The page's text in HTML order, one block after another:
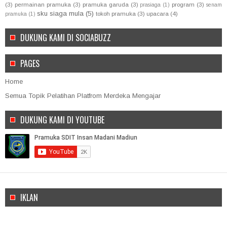
(3) permainan pramuka (3) pramuka garuda (3) prasiaga (1) program (3) senam
pramuka (1) sku siaga mula (5) tokoh pramuka (3) upacara (4)
DUKUNG KAMI DI SOCIABUZZ
PAGES
Home
Semua Topik Pelatihan Platfrom Merdeka Mengajar
DUKUNG KAMI DI YOUTUBE
IKLAN